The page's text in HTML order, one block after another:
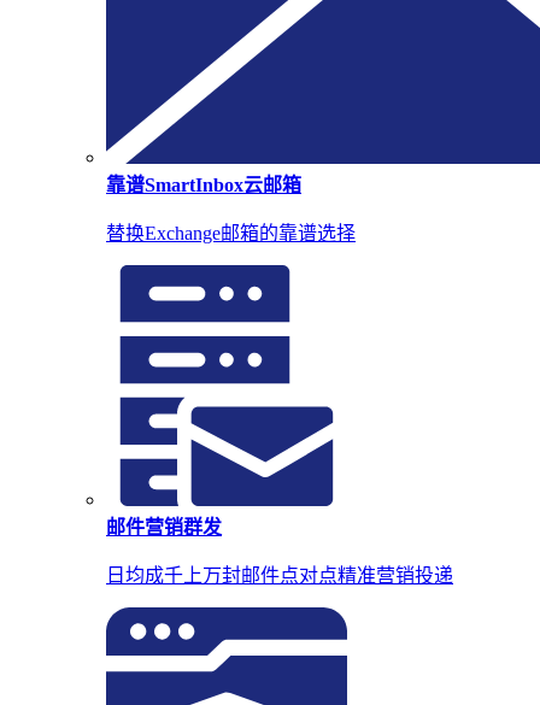
靠谱SmartInbox云邮箱
替换Exchange邮箱的靠谱选择
邮件营销群发
日均成千上万封邮件点对点精准营销投递